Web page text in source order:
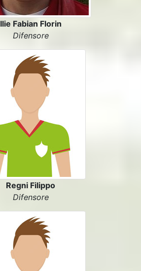
Ilie Fabian Florin
Difensore
Regni Filippo
Difensore